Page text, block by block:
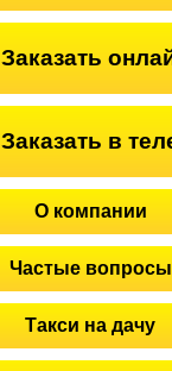
Заказать
Заказать в
О компании
Частые вопросы
Такси на дачу